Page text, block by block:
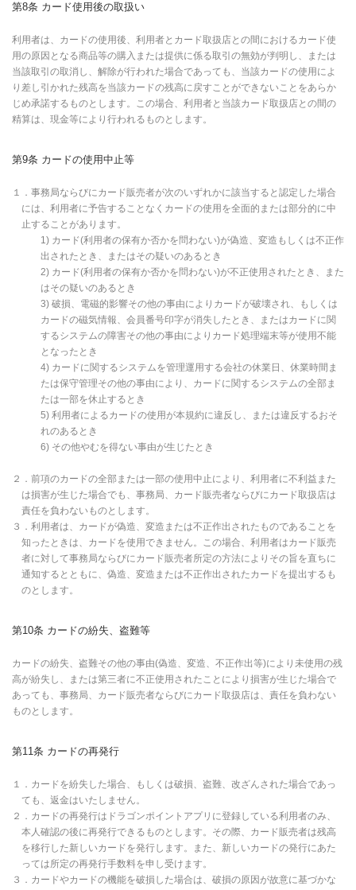
第8条 カード使用後の取扱い
利用者は、カードの使用後、利用者とカード取扱店との間におけるカード使
用の原因となる商品等の購入または提供に係る取引の無効が判明し、または
当該取引の取消し、解除が行われた場合であっても、当該カードの使用によ
り差し引かれた残高を当該カードの残高に戻すことができないことをあらか
じめ承諾するものとします。この場合、利用者と当該カード取扱店との間の
精算は、現金等により行われるものとします。
第9条 カードの使用中止等
１．事務局ならびにカード販売者が次のいずれかに該当すると認定した場合
には、利用者に予告することなくカードの使用を全面的または部分的に中
止することがあります。
1) カード(利用者の保有か否かを問わない)が偽造、変造もしくは不正作
出されたとき、またはその疑いのあるとき
2) カード(利用者の保有か否かを問わない)が不正使用されたとき、また
はその疑いのあるとき
3) 破損、電磁的影響その他の事由によりカードが破壊され、もしくは
カードの磁気情報、会員番号印字が消失したとき、またはカードに関
するシステムの障害その他の事由によりカード処理端末等が使用不能
となったとき
4) カードに関するシステムを管理運用する会社の休業日、休業時間ま
たは保守管理その他の事由により、カードに関するシステムの全部ま
たは一部を休止するとき
5) 利用者によるカードの使用が本規約に違反し、または違反するおそ
れのあるとき
6) その他やむを得ない事由が生じたとき
２．前項のカードの全部または一部の使用中止により、利用者に不利益また
は損害が生じた場合でも、事務局、カード販売者ならびにカード取扱店は
責任を負わないものとします。
３．利用者は、カードが偽造、変造または不正作出されたものであることを
知ったときは、カードを使用できません。この場合、利用者はカード販売
者に対して事務局ならびにカード販売者所定の方法によりその旨を直ちに
通知するとともに、偽造、変造または不正作出されたカードを提出するも
のとします。
第10条 カードの紛失、盗難等
カードの紛失、盗難その他の事由(偽造、変造、不正作出等)により未使用の残
高が紛失し、または第三者に不正使用されたことにより損害が生じた場合で
あっても、事務局、カード販売者ならびにカード取扱店は、責任を負わない
ものとします。
第11条 カードの再発行
１．カードを紛失した場合、もしくは破損、盗難、改ざんされた場合であっ
ても、返金はいたしません。
２．カードの再発行はドラゴンポイントアプリに登録している利用者のみ、
本人確認の後に再発行できるものとします。その際、カード販売者は残高
を移行した新しいカードを発行します。また、新しいカードの発行にあた
っては所定の再発行手数料を申し受けます。
３．カードやカードの機能を破損した場合は、破損の原因が故意に基づかな